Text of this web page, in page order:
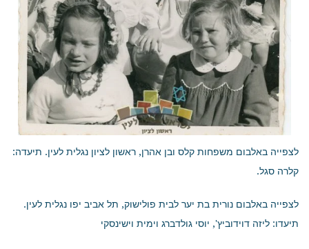
לצפייה באלבום משפחות קלס ובן אהרן, ראשון לציון נגלית לעין. תיעדה:
קלרה סגל.
לצפייה באלבום נורית בת יער לבית פולישוק, תל אביב יפו נגלית לעין.
תיעדו: ליזה דוידוביץ', יוסי גולדברג וימית וישינסקי